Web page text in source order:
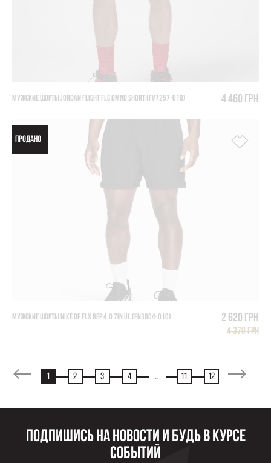
МУЖСКИЕ ШОРТЫ JORDAN FLIGHT FLC DMND SHORT (FV7257-010) 4 460 грн
ПРОДАНО
МУЖСКИЕ ШОРТЫ NIKE DF FLX REP 4.0 7IN UL (FN3004-010) 2 620 грн
4 370 грн
1 2 3 4 ... 11 12
Подпишись на новости и будь в курсе
событий